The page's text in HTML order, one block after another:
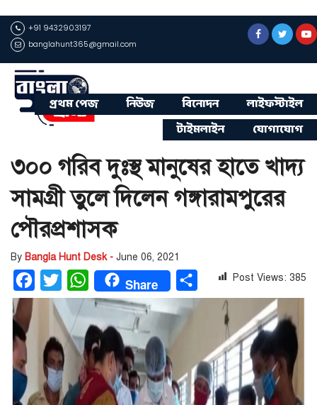
+91 9432903197
banglahunt365@gmail.com
প্রথম পেজ নিউজ বিনোদন
লাইফস্টাইল
টাইমলাইন
যোগাযোগ
৩০০ গরিব দুঃস্থ মানুষের হাতে খাদ্য
সামগ্রী তুলে দিলেন গঙ্গারামপুরের
পৌরপ্রশাসক
By Bangla Hunt Desk - June 06, 2021
Facebook
Twitter WhatsAppShare Share Post Views: 385